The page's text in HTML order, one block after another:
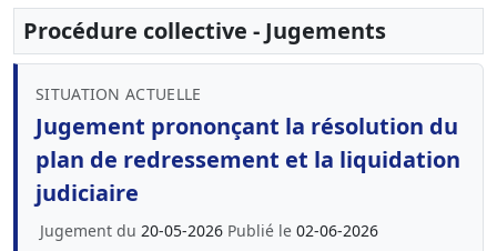
Procédure collective - Jugements
SITUATION ACTUELLE
Jugement prononçant la résolution du
plan de redressement et la liquidation
judiciaire
Jugement du 20-05-2026 Publié le 02-06-2026